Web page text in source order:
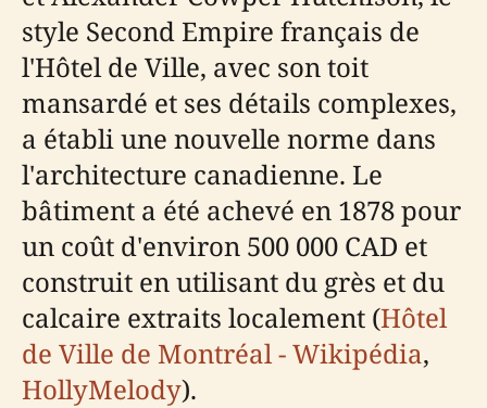
style Second Empire français de
l'Hôtel de Ville, avec son toit
mansardé et ses détails complexes,
a établi une nouvelle norme dans
l'architecture canadienne. Le
bâtiment a été achevé en 1878 pour
un coût d'environ 500 000 CAD et
construit en utilisant du grès et du
calcaire extraits localement (Hôtel
de Ville de Montréal - Wikipédia,
HollyMelody).